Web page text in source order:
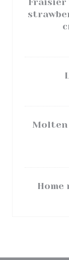
Fraisier
Molten
Home